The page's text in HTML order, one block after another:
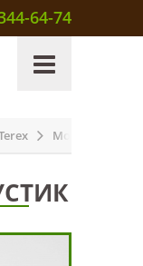
64-74
Мокко 1 НФ